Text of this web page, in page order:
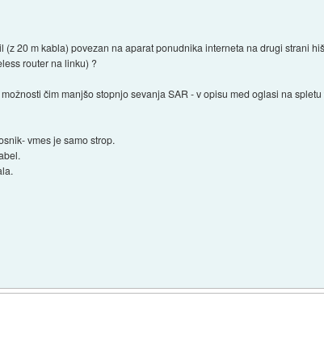
20 m kabla) povezan na aparat ponudnika interneta na drugi strani
router na linku) ?
čim manjšo stopnjo sevanja SAR - v opisu med oglasi na
vmes je samo strop.